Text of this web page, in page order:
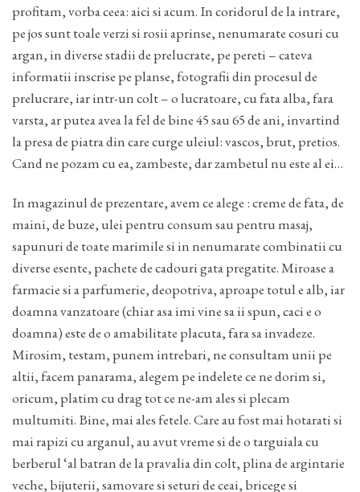
profitam, vorba ceea: aici si acum. In coridorul de la intrare,
pe jos sunt toale verzi si rosii aprinse, nenumarate cosuri cu
argan, in diverse stadii de prelucrate, pe pereti – cateva
informatii inscrise pe planse, fotografii din procesul de
prelucrare, iar intr-un colt – o lucratoare, cu fata alba, fara
varsta, ar putea avea la fel de bine 45 sau 65 de ani, invartind
la presa de piatra din care curge uleiul: vascos, brut, pretios.
Cand ne pozam cu ea, zambeste, dar zambetul nu este al ei…
In magazinul de prezentare, avem ce alege : creme de fata, de
maini, de buze, ulei pentru consum sau pentru masaj,
sapunuri de toate marimile si in nenumarate combinatii cu
diverse esente, pachete de cadouri gata pregatite. Miroase a
farmacie si a parfumerie, deopotriva, aproape totul e alb, iar
doamna vanzatoare (chiar asa imi vine sa ii spun, caci e o
doamna) este de o amabilitate placuta, fara sa invadeze.
Mirosim, testam, punem intrebari, ne consultam unii pe
altii, facem panarama, alegem pe indelete ce ne dorim si,
oricum, platim cu drag tot ce ne-am ales si plecam
multumiti. Bine, mai ales fetele. Care au fost mai hotarati si
mai rapizi cu arganul, au avut vreme si de o targuiala cu
berberul ‘al batran de la pravalia din colt, plina de argintarie
veche, bijuterii, samovare si seturi de ceai, bricege si